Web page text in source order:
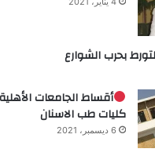
بحرب الشوارع
أقساط الجامعات
كليات طب الاسنان
6 ديسمبر، 2021